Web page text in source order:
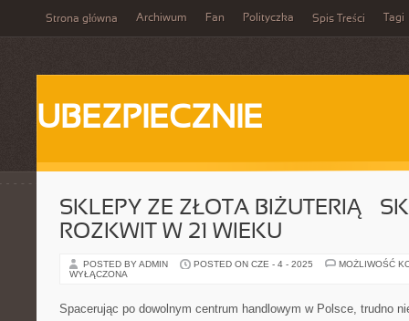
Strona główna Archiwum Fan Polityczka Spis Treści Tagi
UBEZPIECZNIE
SKLEPY ZE ZŁOTA BIŻUTERIĄ –
ROZKWIT W 21 WIEKU
POSTED BY ADMIN POSTED ON CZE - 4 - 2025
MOŻLIWOŚĆ
WYŁĄCZONA
Spacerując po dowolnym centrum handlowym w Polsce, trudno